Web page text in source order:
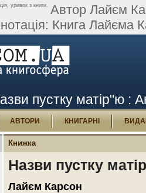
уривок з книги. Автор Лайєм
Книга Лайєма
пустку матір"ю :
АВТОРИ КНИГАРНІ
Книжка
Назви пустку
Лайєм Карсон